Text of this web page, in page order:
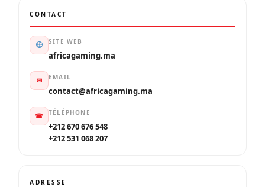
CONTACT
SITE WEB
africagaming.ma
✉ EMAIL
contact@africagaming.ma
☎ TÉLÉPHONE
+212 670 676 548
+212 531 068 207
ADRESSE